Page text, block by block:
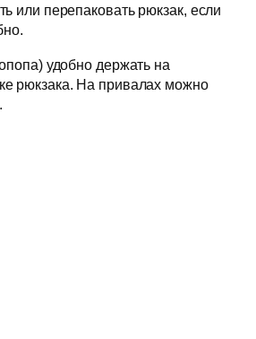
или перепаковать рюкзак, если
удобно держать на
рюкзака. На привалах можно